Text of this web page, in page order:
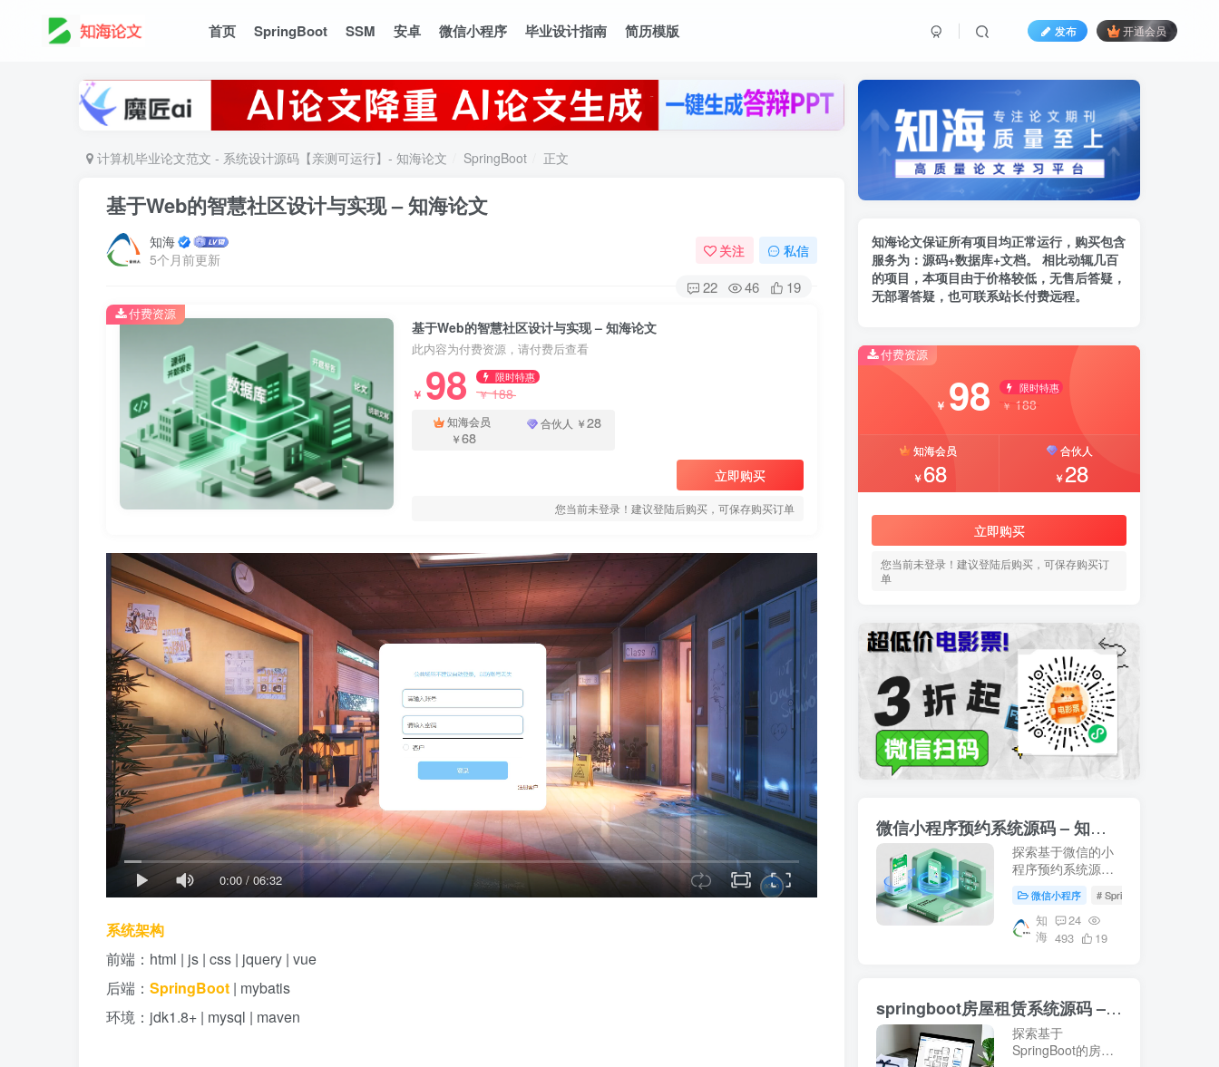
首页 SpringBoot SSM 安卓 微信小程序 毕业设计指南 简历模版 发布 开通会员
计算机毕业论文范文 - 系统设计源码【亲测可运行】- 知海论文 SpringBoot 正文
基于Web的智慧社区设计与实现 – 知海论文
知海
5个月前更新
关注 私信
22 46 19
基于Web的智慧社区设计与实现 – 知海论文
此内容为付费资源，请付费后查看
￥ 98 限时特惠
￥188
知海会员
￥68
合伙人 ￥28
立即购买
您当前未登录！建议登陆后购买，可保存购买订单
付费资源
0:00/ 06:32
系统架构
前端：html | js | css | jquery | vue
后端： SpringBoot | mybatis
环境：jdk1.8+ | mysql | maven
知海论文保证所有项目均正常运行，购买包含
服务为： 源码+数据库+文档。 相比动辄几百
的项目，本项目由于价格较低，无售后答疑，
无部署答疑，也可联系站长付费远程。
付费资源
￥ 98 限时特惠
￥ 188
知海会员
￥68
合伙人
￥28
立即购买
您当前未登录！建议登陆后购买，可保存购买订
单
微信小程序预约系统源码 – 知海论文
探索基于微信的小
程序预约系统源
码，涵盖前端Vue
与后端SpringBoot
技术栈。适用于音
乐教室管理及高校
你的毕业设计项
目！- 知海论文
微信小程序 # SpringBoot
知
海
24
493
19
springboot房屋租赁系统源码 – 知海论文
探索基于
SpringBoot的房屋